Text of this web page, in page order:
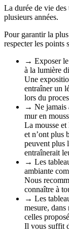
La durée de vie
plusieurs années.
Pour garantir la
respecter les points
→ Exposer le
à la lumière
Une
entraîner un
lors du
→ Ne jamais
mur en
La mousse et
et n’ont plus
peuvent plus
entraînerait
→ Les
ambiante
Nous
connaître à
→ Les
mesure,
celles
Il vous suffit